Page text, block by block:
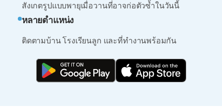
สังเกตรูปแบบพายุเมื่อวานที่อาจก่อตัวซ้ำในวันนี้
หลายตำแหน่ง
ติดตามบ้าน โรงเรียนลูก และที่ทำงานพร้อมกัน